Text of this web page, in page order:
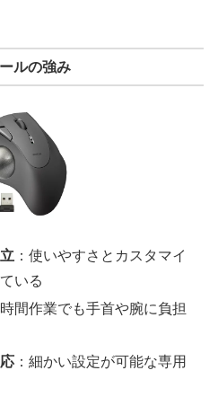
ルの強み
：使いやすさとカスタマイ
いる
時間作業でも手首や腕に負担
：細かい設定が可能な専用